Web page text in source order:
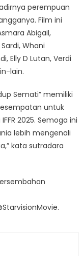
perempuan
Film ini
Abigail,
Whani
Elly D Lutan, Verdi
lain.
Semati” memiliki
untuk
2025. Semoga ini
lebih mengenali
kata sutradara